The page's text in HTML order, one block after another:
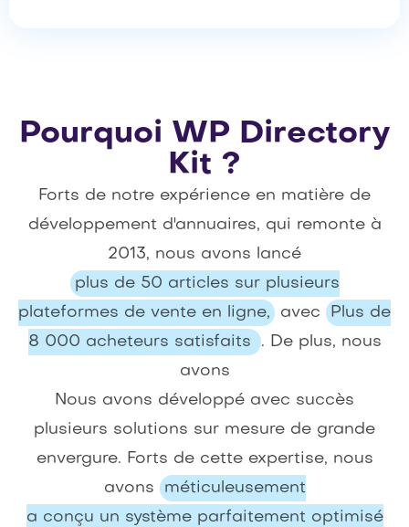
Pourquoi WP Directory
Kit ?
Forts de notre expérience en matière de
développement d'annuaires, qui remonte à
2013, nous avons lancé
plus de 50 articles sur plusieurs
plateformes de vente en ligne,
avec
Plus de
8 000 acheteurs satisfaits
. De plus, nous
avons
Nous avons développé avec succès
plusieurs solutions sur mesure de grande
envergure. Forts de cette expertise, nous
avons
méticuleusement
a conçu un système parfaitement optimisé